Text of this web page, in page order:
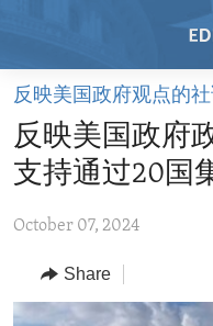
Skip
main
content
to
Navigation
Skip
HOME
VIDEO
REGIONS
AFRICA
AMERICAS
TOPICS
HUMAN RIGHTS
ARCHIVE
反映美国政府观点的
反映美国政府
支持通过20国
October 07, 2024
Share